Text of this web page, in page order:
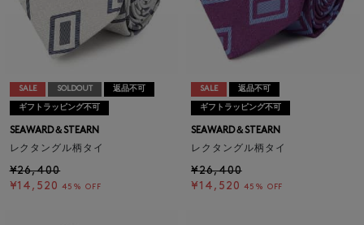
SALE SOLDOUT 返品不可
ギフトラッピング不可
SEAWARD＆STEARN
レクタングル柄タイ
¥26,400
¥14,520 45% OFF
SALE 返品不可
ギフトラッピング不可
SEAWARD＆STEARN
レクタングル柄タイ
¥26,400
¥14,520 45% OFF